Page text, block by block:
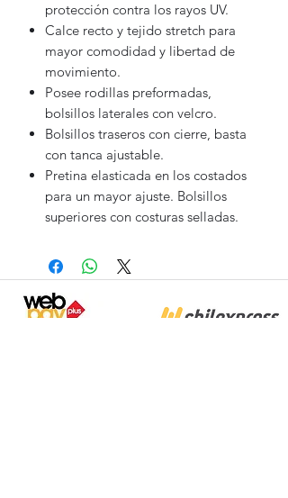
protección contra los rayos UV.
Calce recto y tejido stretch para
mayor comodidad y libertad de
movimiento.
Posee rodillas preformadas,
bolsillos laterales con velcro.
Bolsillos traseros con cierre, basta
con tanca ajustable.
Pretina elasticada en los costados
para un mayor ajuste. Bolsillos
superiores con costuras selladas.